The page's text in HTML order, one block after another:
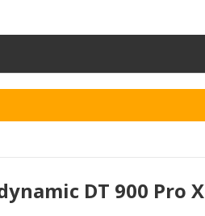
DT 900 Pro X